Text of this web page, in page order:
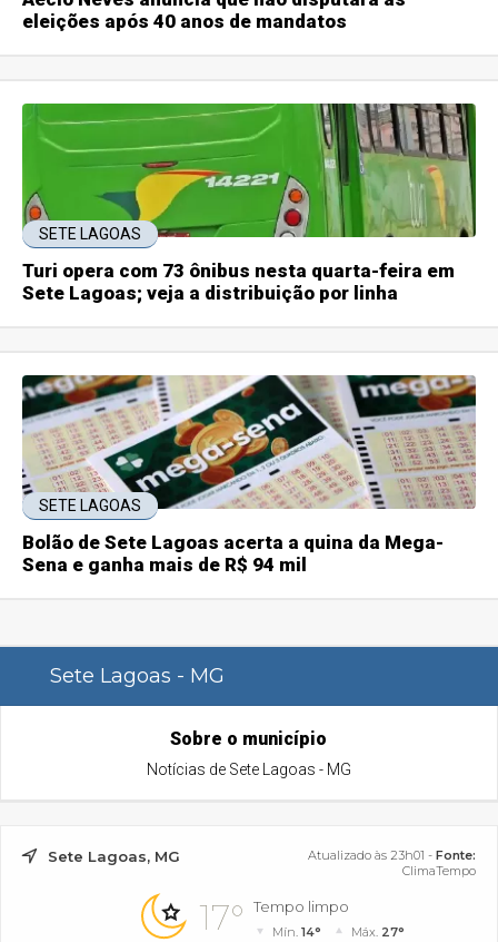
eleições após 40 anos de mandatos
SETE LAGOAS
Turi opera com 73 ônibus nesta quarta-feira em
Sete Lagoas; veja a distribuição por linha
SETE LAGOAS
Bolão de Sete Lagoas acerta a quina da Mega-
Sena e ganha mais de R$ 94 mil
Sete Lagoas - MG
Sobre o município
Notícias de Sete Lagoas - MG
Sete Lagoas, MG Atualizado às 23h01 - Fonte:
ClimaTempo
17° Tempo limpo
Mín.14° Máx. 27°